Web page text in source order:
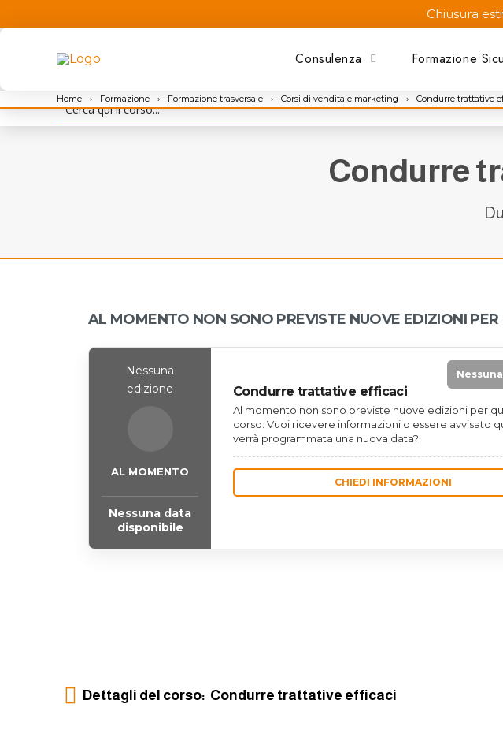
Chiusura
Consulenza Formazione
Home › Formazione › Formazione trasversale › Corsi di vendita e marketing › Condurre trattative
Condurre
AL MOMENTO NON SONO PREVISTE NUOVE EDIZIONI
Nessuna
edizione
AL MOMENTO
Nessuna data
disponibile
Condurre trattative efficaci
Al momento non sono previste nuove edizioni per
corso. Vuoi ricevere informazioni o essere avvisato
verrà programmata una nuova data?
CHIEDI INFORMAZIONI
Dettagli del corso: Condurre trattative efficaci